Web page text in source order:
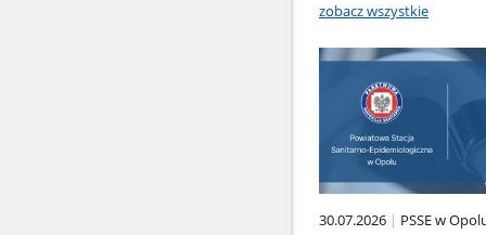
zobacz wszystkie
30.07.2026 PSSE w